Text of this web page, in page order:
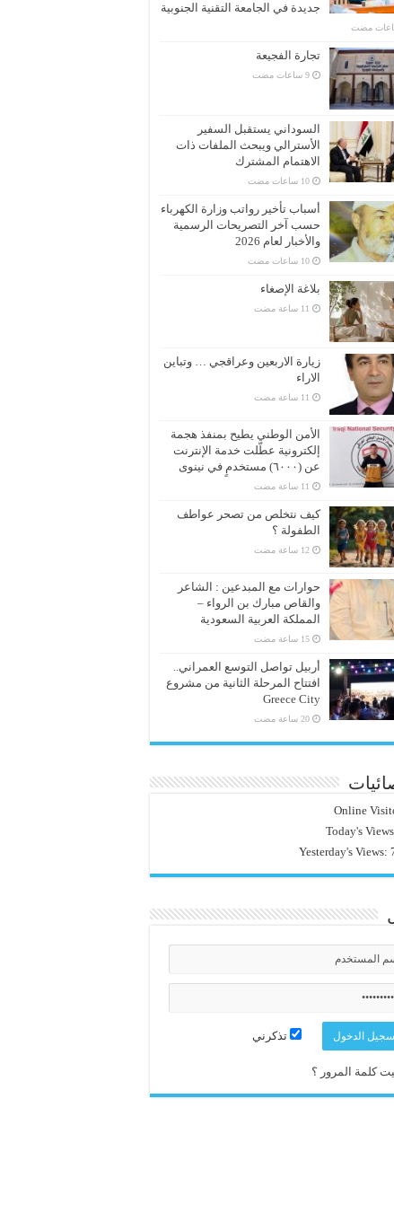
جديدة في الجامعة التقنية الجنوبية
تجارة الفجيعة
السوداني يستقبل السفير
الأسترالي ويبحث الملفات ذات
الاهتمام المشترك
أسباب تأخير رواتب وزارة الكهرباء
حسب آخر التصريحات الرسمية
والأخبار لعام 2026
بلاغة الإصغاء
زيارة الاربعين وعراقجي … وتباين
الاراء
الأمن الوطني يطيح بمنفذ هجمة
إلكترونية عطّلت خدمة الإنترنت
عن (٦٠٠٠) مستخدمٍ في نينوى
كيف نتخلص من تصحر عواطف
الطفولة ؟
حوارات مع المبدعين : الشاعر
والقاص مبارك بن الرواء –
المملكة العربية السعودية
أربيل تواصل التوسع العمراني..
افتتاح المرحلة الثانية من مشروع
Greece City
Online
Today's
Yesterday's Views:
تذكرني
كلمة المرور ؟